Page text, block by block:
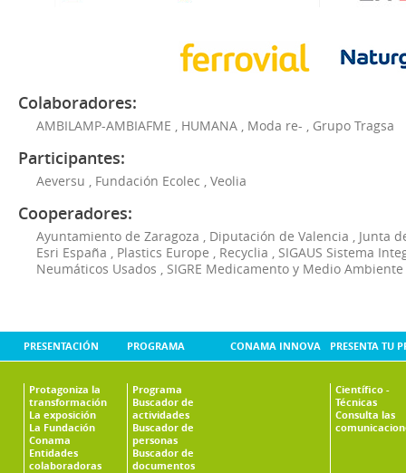
Colaboradores:
AMBILAMP-AMBIAFME , HUMANA , Moda re- , Grupo Tragsa
Participantes:
Aeversu , Fundación Ecolec , Veolia
Cooperadores:
Ayuntamiento de Zaragoza , Diputación de Valencia , Junta
Esri España , Plastics Europe , Recyclia , SIGAUS Sistema
Neumáticos Usados , SIGRE Medicamento y Medio Ambiente
PRESENTACIÓN
Protagoniza la
transformación
La exposición
La Fundación
Conama
Entidades
colaboradoras
PROGRAMA
Programa
Buscador de
actividades
Buscador de
personas
Buscador de
documentos
CONAMA INNOVA PRESENTA TU
Científico -
Técnicas
Consulta las